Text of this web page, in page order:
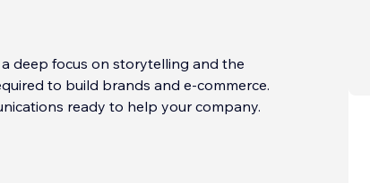
deep focus on storytelling and the
to build brands and e-commerce.
ready to help your company.